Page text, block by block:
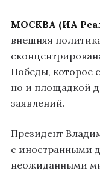
МОСКВА (ИА
внешняя
Победы, которое
но и площадкой
заявлений.
Президент
с иностранными
неожиданными